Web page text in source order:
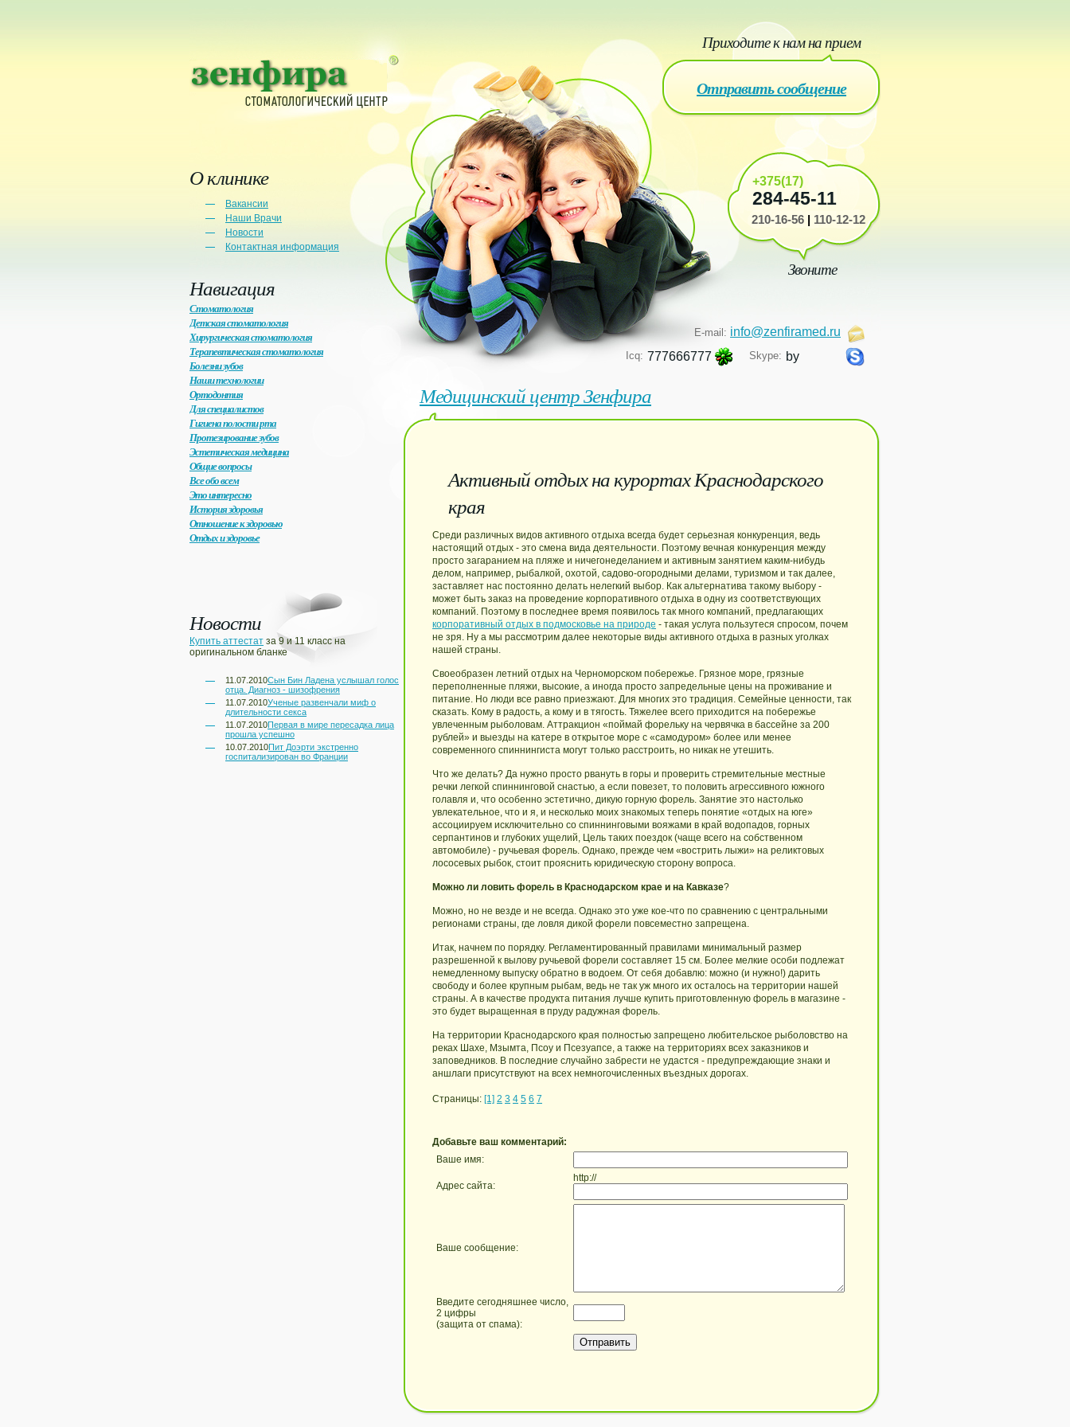
О клинике
Вакансии
Наши Врачи
Новости
Контактная информация
Навигация
Стоматология
Детская стоматология
Хирургическая стоматология
Терапевтическая стоматология
Болезни зубов
Наши технологии
Ортодонтия
Для специалистов
Гигиена полости рта
Протезирование зубов
Эстетическая медицина
Общие вопросы
Все обо всем
Это интересно
История здоровья
Отношение к здоровью
Отдых и здоровье
Новости
Купить аттестат за 9 и 11 класс на
оригинальном бланке
11.07.2010Сын Бин Ладена услышал голос
отца. Диагноз - шизофрения
11.07.2010Ученые развенчали миф о
длительности секса
11.07.2010Первая в мире пересадка лица
прошла успешно
10.07.2010Пит Доэрти экстренно
госпитализирован во Франции
Приходите к нам на прием
Отправить сообщение
+375(17)
284-45-11
210-16-56 110-12-12
Звоните
E-mail: info@zenfiramed.ru
Icq: 777666777 Skype: by
Медицинский центр Зенфира
Активный отдых на курортах Краснодарского
края
Среди различных видов активного отдыха всегда будет серьезная конкуренция, ведь
настоящий отдых - это смена вида деятельности. Поэтому вечная конкуренция между
просто загаранием на пляже и ничегонеделанием и активным занятием каким-нибудь
делом, например, рыбалкой, охотой, садово-огородными делами, туризмом и так далее,
заставляет нас постоянно делать нелегкий выбор. Как альтернатива такому выбору -
может быть заказ на проведение корпоративного отдыха в одну из соответствующих
компаний. Поэтому в последнее время появилось так много компаний, предлагающих
корпоративный отдых в подмосковье на природе - такая услуга пользутеся спросом, почем
не зря. Ну а мы рассмотрим далее некоторые виды активного отдыха в разных уголках
нашей страны.
Своеобразен летний отдых на Черноморском побережье. Грязное море, грязные
переполненные пляжи, высокие, а иногда просто запредельные цены на проживание и
питание. Но люди все равно приезжают. Для многих это традиция. Семейные ценности, так
сказать. Кому в радость, а кому и в тягость. Тяжелее всего приходится на побережье
увлеченным рыболовам. Аттракцион «поймай форельку на червячка в бассейне за 200
рублей» и выезды на катере в открытое море с «самодуром» более или менее
современного спиннингиста могут только расстроить, но никак не утешить.
Что же делать? Да нужно просто рвануть в горы и проверить стремительные местные
речки легкой спиннинговой снастью, а если повезет, то половить агрессивного южного
голавля и, что особенно эстетично, дикую горную форель. Занятие это настолько
увлекательное, что и я, и несколько моих знакомых теперь понятие «отдых на юге»
ассоциируем исключительно со спиннинговыми вояжами в край водопадов, горных
серпантинов и глубоких ущелий, Цель таких поездок (чаще всего на собственном
автомобиле) - ручьевая форель. Однако, прежде чем «вострить лыжи» на реликтовых
лососевых рыбок, стоит прояснить юридическую сторону вопроса.
Можно ли ловить форель в Краснодарском крае и на Кавказе?
Можно, но не везде и не всегда. Однако это уже кое-что по сравнению с центральными
регионами страны, где ловля дикой форели повсеместно запрещена.
Итак, начнем по порядку. Регламентированный правилами минимальный размер
разрешенной к вылову ручьевой форели составляет 15 см. Более мелкие особи подлежат
немедленному выпуску обратно в водоем. От себя добавлю: можно (и нужно!) дарить
свободу и более крупным рыбам, ведь не так уж много их осталось на территории нашей
страны. А в качестве продукта питания лучше купить приготовленную форель в магазине -
это будет выращенная в пруду радужная форель.
На территории Краснодарского края полностью запрещено любительское рыболовство на
реках Шахе, Мзымта, Псоу и Псезуапсе, а также на территориях всех заказников и
заповедников. В последние случайно забрести не удастся - предупреждающие знаки и
аншлаги присутствуют на всех немногочисленных въездных дорогах.
Страницы: [1] 2 3 4 5 6 7
Добавьте ваш комментарий:
Ваше имя:
Адрес сайта:
http://
Ваше сообщение:
Введите сегодняшнее число,
2 цифры
(защита от спама):